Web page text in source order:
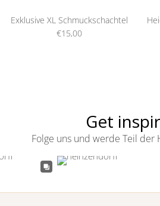
Exklusive XL Schmuckschachtel
€15,00
Get
Folge uns und werde Teil der